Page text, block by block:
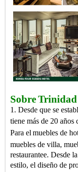
SobreTrinidad
1. Desde que se
tiene más de 20 años
Para el muebles de
muebles de villa,
restaurantee. Desde
estilo, el diseño de